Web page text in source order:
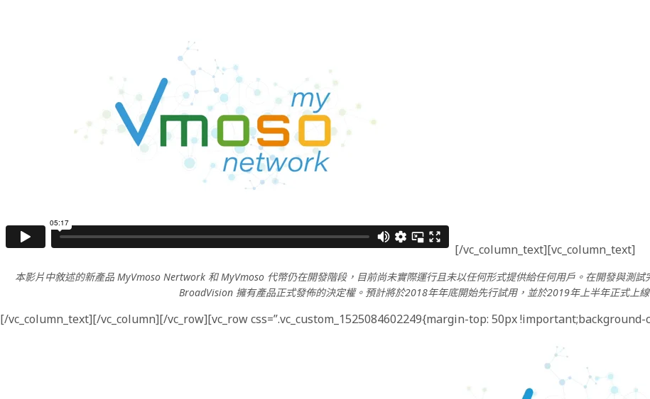
[/vc_column_text][vc_column_text]
本影片中敘述的新產品 MyVmoso Nertwork 和 MyVmoso 代幣仍在開發階段，目前尚未實際運行且未以任何形式提供給任何用戶。在開發與測試
BroadVision 擁有產品正式發佈的決定權。預計將於2018年年底開始先行試用，並於2019年上半年正式上線
[/vc_column_text][/vc_column][/vc_row][vc_row css=”.vc_custom_1525084602249{margin-top: 50px